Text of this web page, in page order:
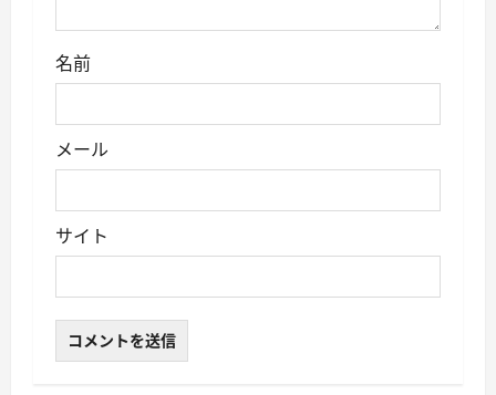
名前
メール
サイト